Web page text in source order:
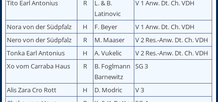
Tito Earl Antonius
R
L. & B.
Latinovic
V 1 Anw. Dt. Ch. VDH
Nora von der Südpfalz H F. Beyer
V 1 Anw. Dt. Ch. VDH
Nero von der Südpfalz
R M. Maaser
V 2 Res.-Anw. Dt. Ch. VDH
Tonka Earl Antonius
H A. Vukelic
V 2 Res.-Anw. Dt. Ch. VDH
Xo vom Carraba Haus
R
B. Foglmann
Barnewitz
SG 3
Alis Zara Cro Rott H D. Modric
V 3